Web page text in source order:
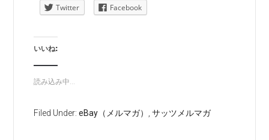
Twitter Facebook
いいね:
読み込み中...
Filed Under:eBay（メルマガ） ,サッツメルマガ